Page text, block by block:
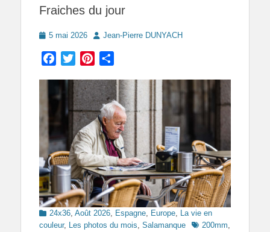
Fraiches du jour
Posted
5 mai 2026 Author
Jean-Pierre DUNYACH
Facebook
TwitterPinterest
Categories
24x36, Août 2026, Espagne, Europe, La vie en
couleur, Les photos du mois, Salamanque Tags200mm,